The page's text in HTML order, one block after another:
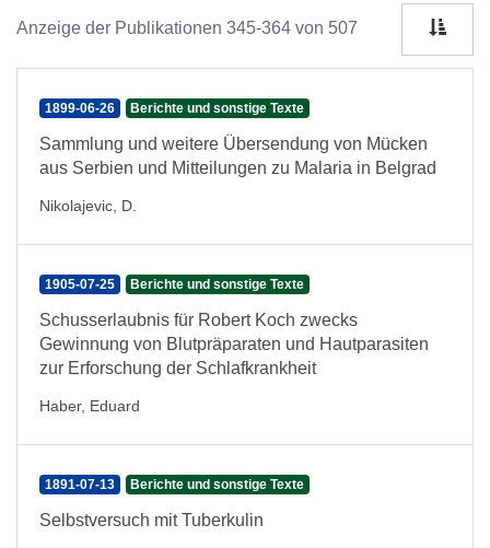
Anzeige der Publikationen 345-364 von 507
1899-06-26 Berichte und sonstige Texte
Sammlung und weitere Übersendung von Mücken
aus Serbien und Mitteilungen zu Malaria in Belgrad
Nikolajevic, D.
1905-07-25 Berichte und sonstige Texte
Schusserlaubnis für Robert Koch zwecks
Gewinnung von Blutpräparaten und Hautparasiten
zur Erforschung der Schlafkrankheit
Haber, Eduard
1891-07-13 Berichte und sonstige Texte
Selbstversuch mit Tuberkulin